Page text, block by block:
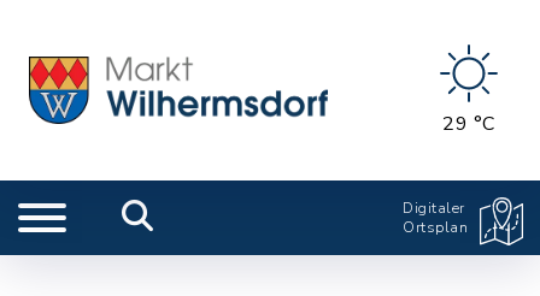
29 °C
Digitaler
Ortsplan